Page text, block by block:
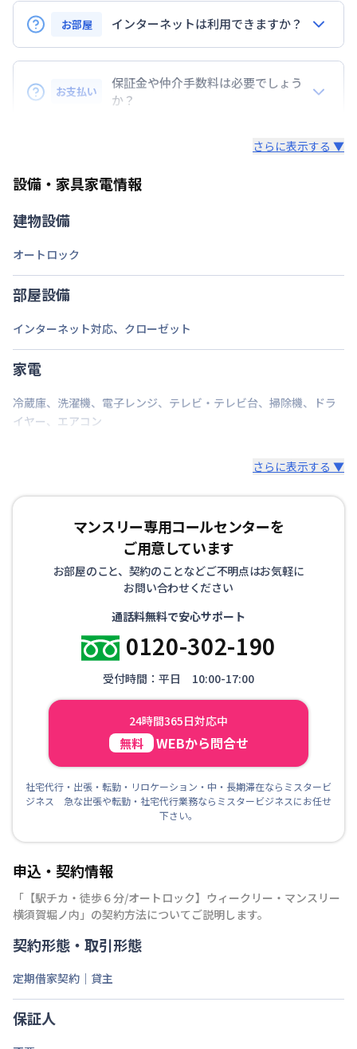
定員
駐車場
情報更新日 2026年7月26日
お部屋 インターネットは利用できますか？
インターネットご利用希望の場合は、レンタルWi-
Fi（別途有料）をご案内しております。
【速度制限について】
日18時～深夜1時まで速度が低速化いたします。
お支払い
保証金や仲介手数料は必要でしょう
か？
さらに表示する ▼
設備・家具家電情報
建物設備
オートロック
部屋設備
インターネット対応、 クローゼット
家電
冷蔵庫、 洗濯機、 電子レンジ、 テレビ・テレビ台、 掃除機、
ドラ
イヤー、 エアコン
さらに表示する ▼
マンスリー専用コールセンターを
ご用意しています
お部屋のこと、契約のことなどご不明点はお気軽に
お問い合わせください
通話料無料で安心サポート
0120-302-190
受付時間：平日 10:00-17:00
24時間365日対応中
無料 WEBから問合せ
社宅代行・出張・転勤・リロケーション・中・長期滞在ならミスタービ
ジネス 急な出張や転勤・社宅代行業務ならミスタービジネスにお任せ
下さい。
申込・契約情報
「 【駅チカ・徒歩６分/オートロック】ウィークリー・マンスリー
横須賀堀ノ内 」の契約方法についてご説明します。
契約形態・取引形態
定期借家契約｜貸主
保証人